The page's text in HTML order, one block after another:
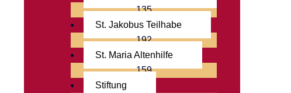
135
St. Jakobus Teilhabe
192
St. Maria Altenhilfe
159
Stiftung